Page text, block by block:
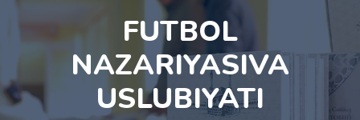
FUTBOL
NAZARIYASIVA
USLUBIYATI